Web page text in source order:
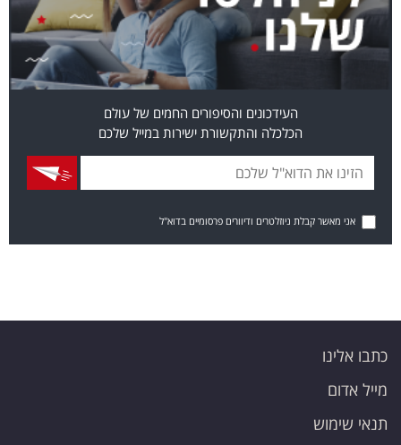
העידכונים והסיפורים החמים של עולם
הכלכלה והתקשורת ישירות במייל שלכם
אני מאשר קבלת ניוזלטרים ודיוורים פרסומיים בדוא"ל
כתבו אלינו
מייל אדום
תנאי שימוש